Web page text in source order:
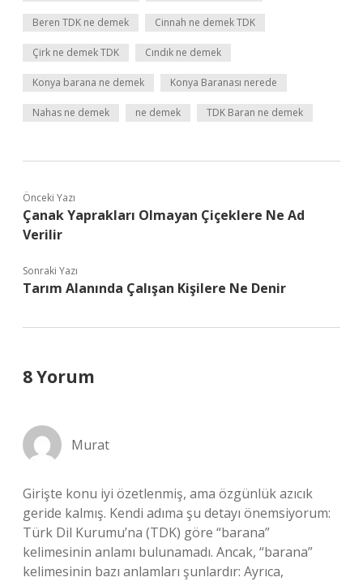
Beren TDK ne demek Cinnah ne demek TDK
Çirk ne demek TDK Cındık ne demek
Konya barana ne demek Konya Baranası nerede
Nahas ne demek ne demek TDK Baran ne demek
Önceki Yazı
Çanak Yaprakları Olmayan Çiçeklere Ne Ad
Verilir
Sonraki Yazı
Tarım Alanında Çalışan Kişilere Ne Denir
8 Yorum
Murat
Girişte konu iyi özetlenmiş, ama özgünlük azıcık
geride kalmış. Kendi adıma şu detayı önemsiyorum:
Türk Dil Kurumu’na (TDK) göre “barana”
kelimesinin anlamı bulunamadı. Ancak, “barana”
kelimesinin bazı anlamları şunlardır: Ayrıca,